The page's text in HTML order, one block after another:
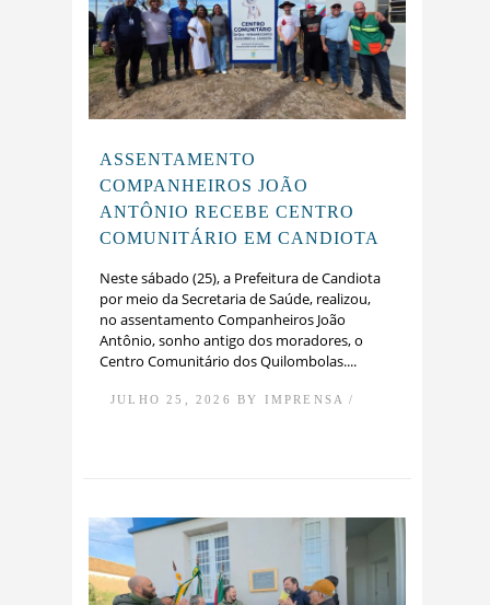
ASSENTAMENTO
COMPANHEIROS JOÃO
ANTÔNIO RECEBE CENTRO
COMUNITÁRIO EM CANDIOTA
Neste sábado (25), a Prefeitura de Candiota
por meio da Secretaria de Saúde, realizou,
no assentamento Companheiros João
Antônio, sonho antigo dos moradores, o
Centro Comunitário dos Quilombolas....
JULHO 25, 2026 BY IMPRENSA /